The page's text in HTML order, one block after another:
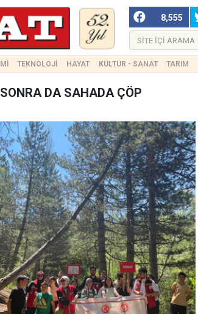
8,555
TEKNOLOJİ HAYAT KÜLTÜR - SANAT TARIM
DA SAHADA ÇÖP